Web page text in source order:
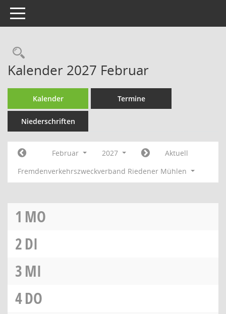
Toggle navigation
Rechercheauswahl
Kalender 2027 Februar
Kalender Termine
Niederschriften
Februar 2027
Aktuell
Fremdenverkehrszweckverband Riedener Mühlen
1 MO
2DI
3MI
4DO